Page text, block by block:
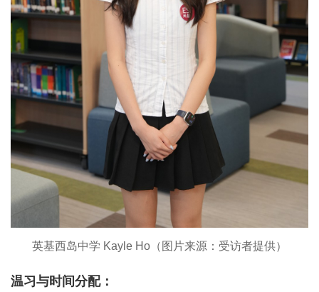
英基西岛中学 Kayle Ho（图片来源：受访者提供）
温习与时间分配：